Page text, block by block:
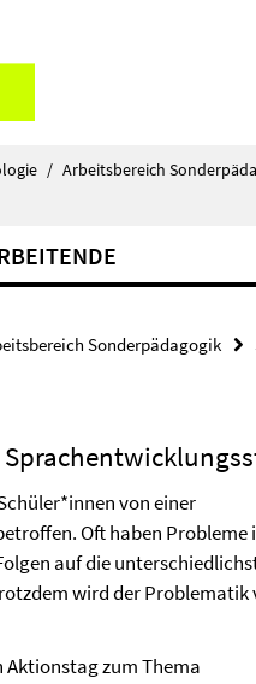
/ Arbeitsbereich
Sonderpädagogik
von einer
Oft haben Probleme
auf die
wird der Problematik
zum Thema